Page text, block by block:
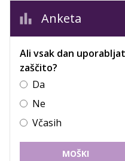
Anketa
Ali vsak dan
zaščito?
Da
Ne
Včasih
MOŠKI